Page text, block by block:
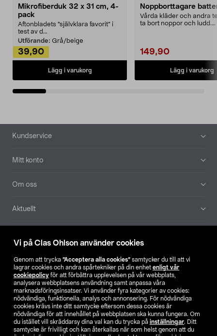
Vi på Clas Ohlson använder cookies
Genom att trycka ”Acceptera alla cookies” samtycker du till att vi
lagrar cookies och andra spårtekniker på din enhet enligt vår
cookiepolicy för att förbättra upplevelsen på vår webbplats,
analysera webbplatsens användning samt anpassa våra
marknadsföringsinsatser. Vi använder fyra kategorier av cookies:
nödvändiga, funktionella, analys och annonsering. För nödvändiga
cookies krävs inte ditt samtycke eftersom dessa cookies är
nödvändiga för att innehållet på webbplatsen ska kunna fungera. Om
du istället vill skräddarsy dina val kan du trycka på inställningar. Ditt
samtycke är frivilligt och kan återkallas när som helst genom att du
Mikrofiberduk 32 x 31 cm, 4-
pack
Aftonbladets "självklara favorit” i
test av d...
Utförande: Grå/beige
39,90
Lägg i varukorg
Noppborttagare
Vårda kläder och andra
ta bort noppor och ludd.
149,90
Lägg i varukorg
Sidfot
Kundservice
Mitt konto
Om oss
Aktuellt
Hitta butik
SE NO FI